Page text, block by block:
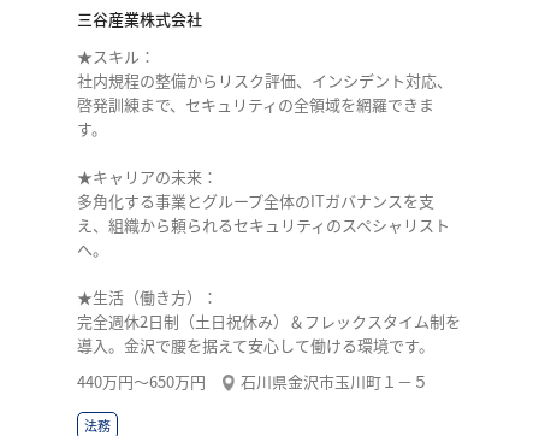
三谷産業株式会社
★スキル：
社内規程の整備からリスク評価、インシデント対応、
啓発訓練まで、セキュリティの全領域を網羅できま
す。
★キャリアの未来：
多角化する事業とグループ全体のITガバナンスを支
え、組織から頼られるセキュリティのスペシャリスト
へ。
★生活（働き方）：
完全週休2日制（土日祝休み）＆フレックスタイム制を
導入。金沢で腰を据えて安心して働ける環境です。
440万円〜650万円
石川県金沢市玉川町１－５
法務